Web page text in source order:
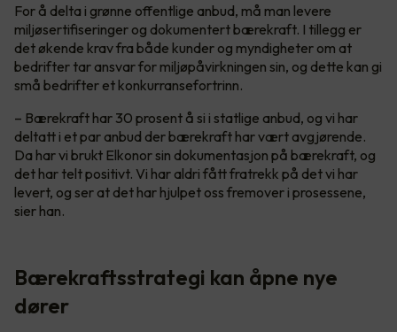
For å delta i grønne offentlige anbud, må man levere
miljøsertifiseringer og dokumentert bærekraft. I tillegg er
det økende krav fra både kunder og myndigheter om at
bedrifter tar ansvar for miljøpåvirkningen sin, og dette kan gi
små bedrifter et konkurransefortrinn.
– Bærekraft har 30 prosent å si i statlige anbud, og vi har
deltatt i et par anbud der bærekraft har vært avgjørende.
Da har vi brukt Elkonor sin dokumentasjon på bærekraft, og
det har telt positivt. Vi har aldri fått fratrekk på det vi har
levert, og ser at det har hjulpet oss fremover i prosessene,
sier han.
Bærekraftsstrategi kan åpne nye
dører